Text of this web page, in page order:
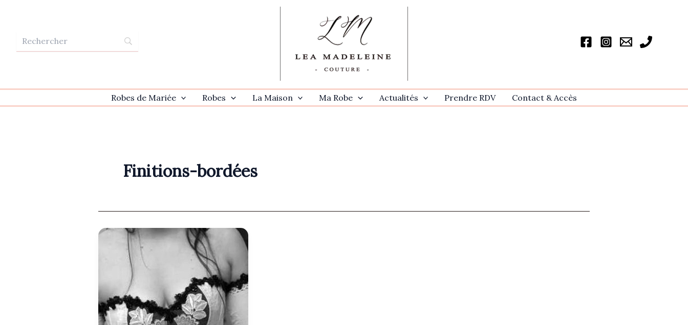
Robes de Mariée Robes La Maison Ma Robe Actualités Prendre RDV Contact & Accѐs
Finitions-bordées